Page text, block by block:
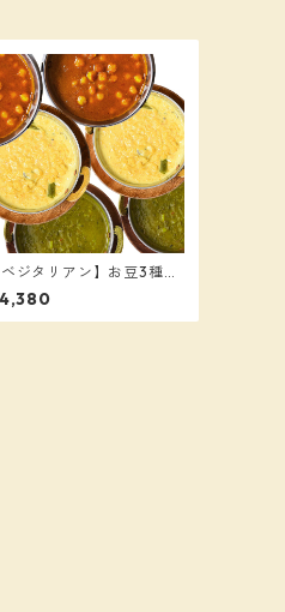
ベジタリアン】お豆3種ｘ
個 合計6個セット（送
別）